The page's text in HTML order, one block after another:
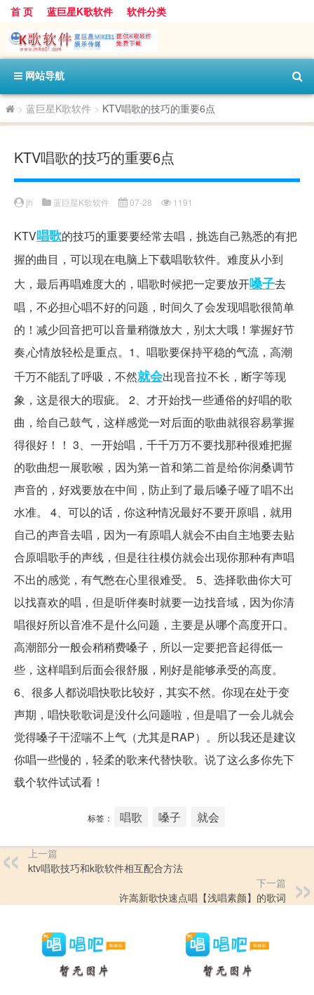
首 页 蓝巨星K歌软件 软件分类
网站导航
> 蓝巨星K歌软件 > KTV唱歌的技巧的重要6点
KTV唱歌的技巧的重要6点
jh 蓝巨星K歌软件 07-28 1191
KTV唱歌的技巧的重要要经常去唱，挑选自己熟悉的有把
握的曲目，可以现在电脑上下载唱歌软件。难度从小到
大，最后再唱难度大的，唱歌时候把一定要放开嗓子去
唱，不必担心唱不好的问题，时间久了会发现唱歌很简单
的！减少回音把可以音量稍微放大，别太大哦！掌握好节
奏,心情放轻松是重点。1、唱歌要保持平稳的气流，高潮
千万不能乱了呼吸，不然就会出现音拉不长，断字等现
象，这是很大的瑕疵。 2、才开始找一些通俗的好唱的歌
曲，给自己鼓气，这样感觉一对后面的歌曲就很容易掌握
得很好！！ 3、一开始唱，千千万万不要找那种很难把握
的歌曲想一展歌喉，因为第一首和第二首是给你润桑调节
声音的，好戏要放在中间，防止到了最后嗓子哑了唱不出
水准。 4、可以的话，你这种情况最好不要开原唱，就用
自己的声音去唱，因为一有原唱人就会不由自主地要去贴
合原唱歌手的声线，但是往往模仿就会出现你那种有声唱
不出的感觉，有气憋在心里很难受。 5、选择歌曲你大可
以找喜欢的唱，但是听伴奏时就要一边找音域，因为你清
唱很好所以音准不是什么问题，主要是从哪个高度开口。
高潮部分一般会稍稍费嗓子，所以一定要把音起得低一
些，这样唱到后面会很舒服，刚好是能够承受的高度。
6、很多人都说唱快歌比较好，其实不然。你现在处于变
声期，唱快歌歌词是没什么问题啦，但是唱了一会儿就会
觉得嗓子干涩喘不上气（尤其是RAP）。所以我还是建议
你唱一些慢的，轻柔的歌来代替快歌。说了这么多你先下
载个软件试试看！
标签： 唱歌 嗓子 就会
上一篇
ktv唱歌技巧和k歌软件相互配合方法
下一篇
许嵩新歌快速点唱【浅唱素颜】的歌词